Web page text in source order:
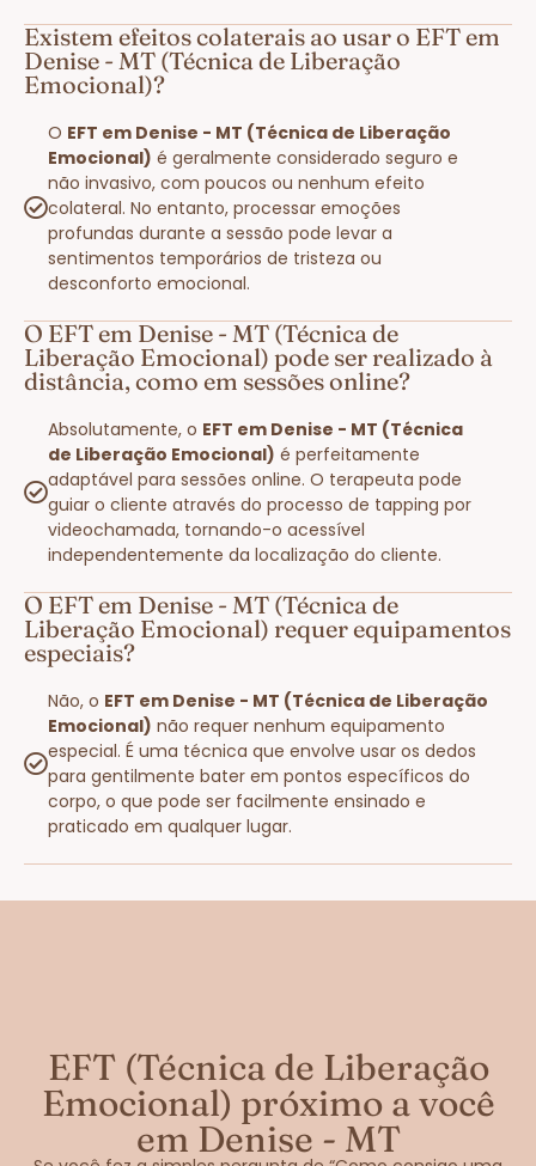
Existem efeitos colaterais ao usar o EFT em
Denise - MT (Técnica de Liberação
Emocional)?
O EFT em Denise - MT (Técnica de Liberação
Emocional) é geralmente considerado seguro e
não invasivo, com poucos ou nenhum efeito
colateral. No entanto, processar emoções
profundas durante a sessão pode levar a
sentimentos temporários de tristeza ou
desconforto emocional.
O EFT em Denise - MT (Técnica de
Liberação Emocional) pode ser realizado à
distância, como em sessões online?
Absolutamente, o EFT em Denise - MT (Técnica
de Liberação Emocional) é perfeitamente
adaptável para sessões online. O terapeuta pode
guiar o cliente através do processo de tapping por
videochamada, tornando-o acessível
independentemente da localização do cliente.
O EFT em Denise - MT (Técnica de
Liberação Emocional) requer equipamentos
especiais?
Não, o EFT em Denise - MT (Técnica de Liberação
Emocional) não requer nenhum equipamento
especial. É uma técnica que envolve usar os dedos
para gentilmente bater em pontos específicos do
corpo, o que pode ser facilmente ensinado e
praticado em qualquer lugar.
EFT (Técnica de Liberação
Emocional) próximo a você
em Denise - MT